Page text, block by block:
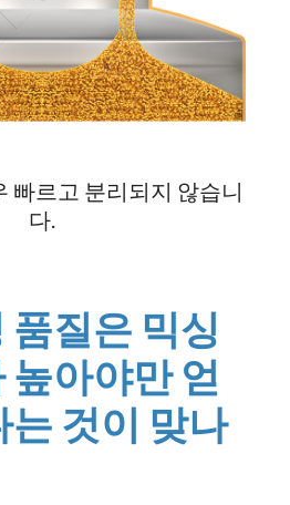
빠르고 분리되지 않습니
다.
품질은 믹싱
높아야만 얻
는 것이 맞나